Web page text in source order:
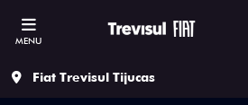
MENU
Fiat Trevisul Tijucas